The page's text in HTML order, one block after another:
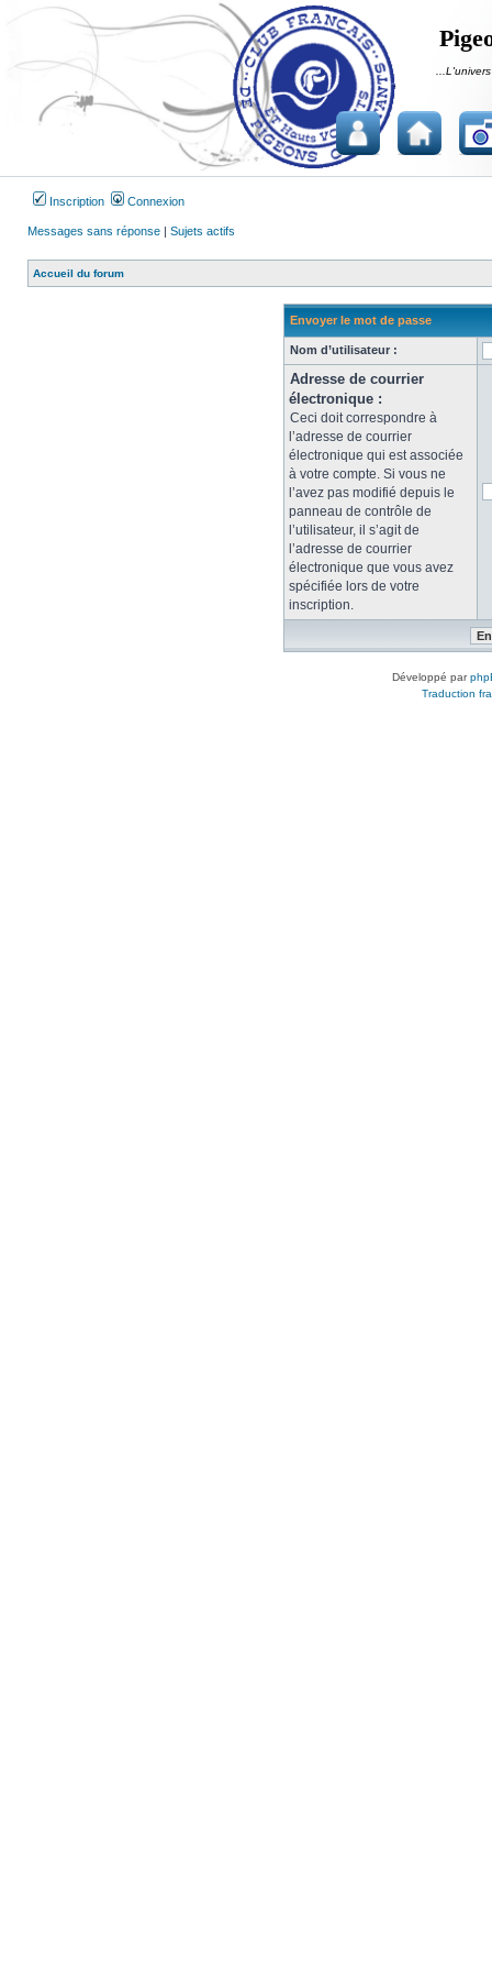
Inscription Connexion
Messages sans réponse | Sujets actifs
Accueil du forum
Envoyer le mot de passe
Nom d’utilisateur :
Adresse de courrier
électronique :
Ceci doit correspondre à
l’adresse de courrier
électronique qui est associée
à votre compte. Si vous ne
l’avez pas modifié depuis le
panneau de contrôle de
l’utilisateur, il s’agit de
l’adresse de courrier
électronique que vous avez
spécifiée lors de votre
inscription.
Développé par
Traduction